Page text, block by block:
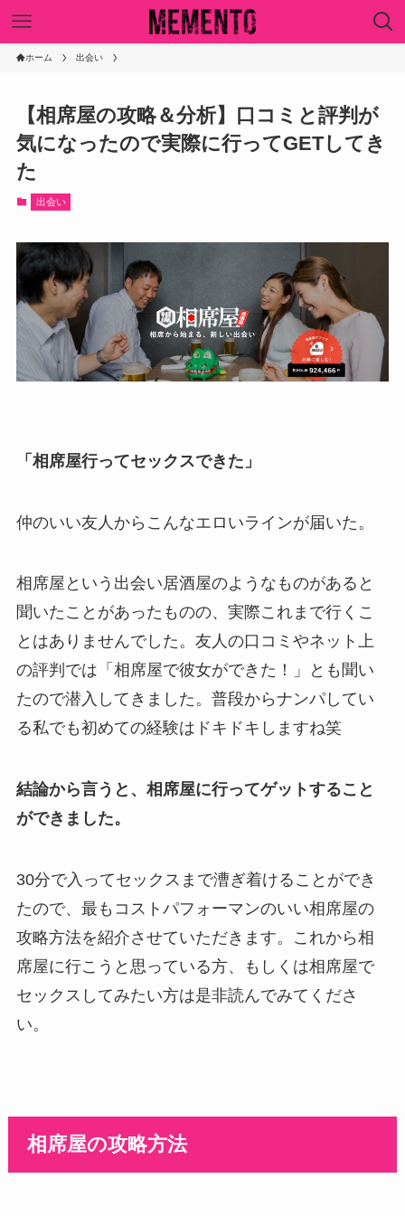
ホーム 出会い
【相席屋の攻略＆分析】口コミと評判が
気になったので実際に行ってGETしてき
た
出会い
「相席屋行ってセックスできた」
仲のいい友人からこんなエロいラインが届いた。
相席屋という出会い居酒屋のようなものがあると
聞いたことがあったものの、実際これまで行くこ
とはありませんでした。友人の口コミやネット上
の評判では「相席屋で彼女ができた！」とも聞い
たので潜入してきました。普段からナンパしてい
る私でも初めての経験はドキドキしますね笑
結論から言うと、相席屋に行ってゲットすること
ができました。
30分で入ってセックスまで漕ぎ着けることができ
たので、最もコストパフォーマンのいい相席屋の
攻略方法を紹介させていただきます。これから相
席屋に行こうと思っている方、もしくは相席屋で
セックスしてみたい方は是非読んでみてくださ
い。
相席屋の攻略方法